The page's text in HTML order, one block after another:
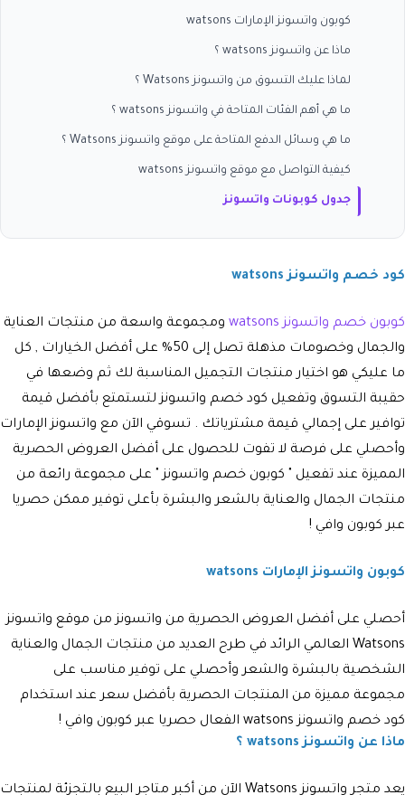
كوبون واتسونز الإمارات watsons
ماذا عن واتسونز watsons ؟
لماذا عليك التسوق من واتسونز Watsons ؟
ما هي أهم الفئات المتاحة في واتسونز watsons ؟
ما هي وسائل الدفع المتاحة على موقع واتسونز Watsons ؟
كيفية التواصل مع موقع واتسونز watsons
جدول كوبونات واتسونز
كود خصم واتسونز watsons
كوبون خصم واتسونز watsons
ومجموعة واسعة من منتجات العناية
والجمال وخصومات مذهلة تصل إلى 50% على أفضل الخيارات , كل
ما عليكي هو اختيار منتجات التجميل المناسبة لك ثم وضعها في
حقيبة التسوق وتفعيل كود خصم واتسونز لتستمتع بأفضل قيمة
توافير على إجمالي قيمة مشترياتك . تسوقي الآن مع واتسونز الإمارات
وأحصلي على فرصة لا تفوت للحصول على أفضل العروض الحصرية
المميزة عند تفعيل " كوبون خصم واتسونز " على مجموعة رائعة من
منتجات الجمال والعناية بالشعر والبشرة بأعلى توفير ممكن حصريا
عبر كوبون وافي !
كوبون واتسونز الإمارات watsons
أحصلي على أفضل العروض الحصرية من واتسونز من موقع واتسونز
Watsons العالمي الرائد في طرح العديد من منتجات الجمال والعناية
الشخصية بالبشرة والشعر وأحصلي على توفير مناسب على
مجموعة مميزة من المنتجات الحصرية بأفضل سعر عند استخدام
كود خصم واتسونز watsons الفعال حصريا عبر كوبون وافي !
ماذا عن واتسونز watsons ؟
يعد متجر واتسونز Watsons الآن من أكبر متاجر البيع بالتجزئة لمنتجات